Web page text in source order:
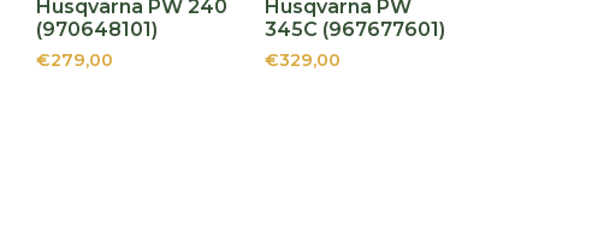
Husqvarna PW 240
(970648101)
€279,00
Husqvarna PW
345C (967677601)
€329,00